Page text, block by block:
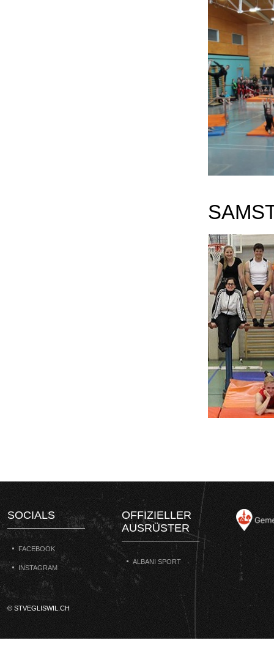
SOCIALS
FACEBOOK
INSTAGRAM
OFFIZIELLER
AUSRÜSTER
ALBANI SPORT
© STVEGLISWIL.CH